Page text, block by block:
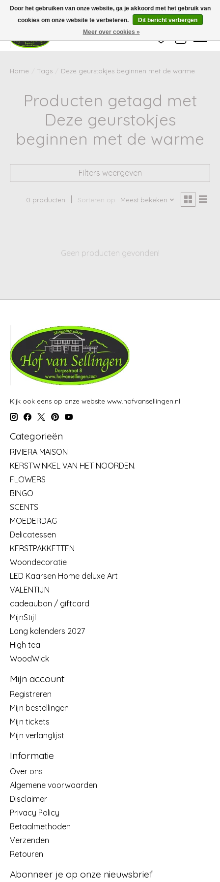
Wij zijn gesloten van 24 december tot en met 25 januari. Houd er rekening mee
dat de levertijd van uw bestelling in deze periode langer kan zijn dan
gebruikelijk.
Verlanglijst
Home Tags Deze geurstokjes beginnen met de warme
Producten getagd met
Deze geurstokjes
beginnen met de warme
Filters weergeven
0 producten Sorteren op Meest bekeken
Geen producten gevonden!
Kijk ook eens op onze website www.hofvansellingen.nl
Categorieën
RIVIERA MAISON
KERSTWINKEL VAN HET NOORDEN.
FLOWERS
BINGO
SCENTS
MOEDERDAG
Delicatessen
KERSTPAKKETTEN
Woondecoratie
LED Kaarsen Home deluxe Art
VALENTIJN
cadeaubon / giftcard
MijnStijl
Lang kalenders 2027
High tea
WoodWick
Mijn account
Registreren
Mijn bestellingen
Mijn tickets
Mijn verlanglijst
Informatie
Over ons
Algemene voorwaarden
Disclaimer
Privacy Policy
Betaalmethoden
Verzenden
Retouren
Abonneer je op onze nieuwsbrief
Door het gebruiken van onze website, ga je akkoord met het gebruik van
cookies om onze website te verbeteren.
Dit bericht verbergen
Meer over cookies »